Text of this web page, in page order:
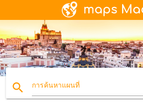
search การค้นหาแผนที่